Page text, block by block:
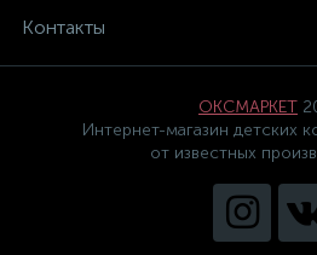
Контакты
ОКСМАРКЕТ
Интернет-магазин детских
от известных